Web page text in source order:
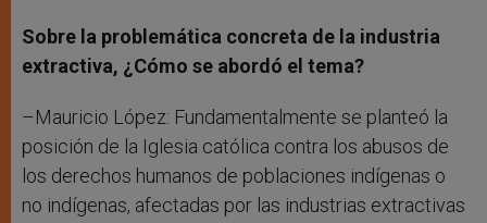
Sobre la problemática concreta de la industria
extractiva, ¿Cómo se abordó el tema?
–Mauricio López: Fundamentalmente se planteó la
posición de la Iglesia católica contra los abusos de
los derechos humanos de poblaciones indígenas o
no indígenas, afectadas por las industrias extractivas